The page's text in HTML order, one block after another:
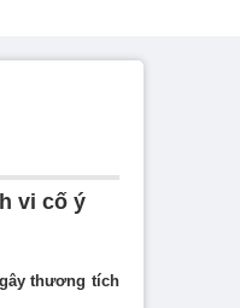
vi cố ý
thương tích